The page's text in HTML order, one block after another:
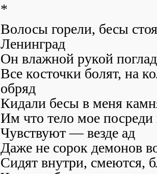
*
Волосы горели, бесы
Ленинград
Он влажной рукой
Все косточки болят, на
обряд
Кидали бесы в меня
Им что тело мое
Чувствуют — везде ад
Даже не сорок демонов
Сидят внутри, смеются,